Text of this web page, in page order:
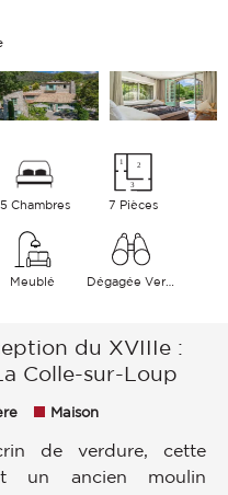
5 Chambres 7 Pièces
Meublé Dégagée Verdure
du XVIIIe :
Colle-sur-Loup
Maison
de verdure, cette
un ancien moulin